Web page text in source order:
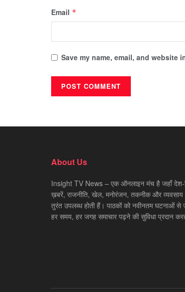
Email *
Save my name, email, and website
About Us
Insight TV News – एक ऑनलाइन मंच है जहाँ देश-
ख़बरें, राजनीति, खेल, मनोरंजन, तकनीक और व्यवसाय
तुरंत उपलब्ध होती हैं। पाठकों को नवीनतम घटनाओं
हर समय, हर जगह समाचार पढ़ने की सुविधा प्रदान